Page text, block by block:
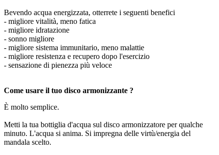
Bevendo acqua energizzata, otterrete i seguenti benefici
- migliore vitalità, meno fatica
- migliore idratazione
- sonno migliore
- migliore sistema immunitario, meno malattie
- migliore resistenza e recupero dopo l'esercizio
- sensazione di pienezza più veloce
Come usare il tuo disco armonizzante ?
È molto semplice.
Metti la tua bottiglia d'acqua sul disco armonizzatore per qualche
minuto. L'acqua si anima. Si impregna delle virtù/energia del
mandala scelto.